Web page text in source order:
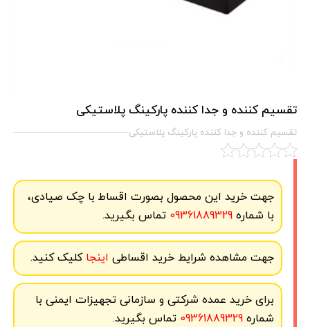
تقسیم کننده و جدا کننده پارکینگ پلاستیکی
تقسیم کننده و جدا کننده پارکینگ پلاستیکی
جهت خرید این محصول بصورت اقساط با چک صیادی،
با شماره09361889329 تماس بگیرید.
جهت مشاهده شرایط خرید اقساطی اینجاکلیک کنید.
برای خرید عمده شرکتی و سازمانی تجهیزات ایمنی با
شماره09361889329 تماس بگیرید.